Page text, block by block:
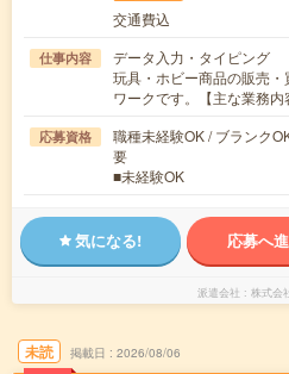
交通費込
仕事内容
データ入力・タイピング
玩具・ホビー商品の販売
ワークです。【主な業務
応募資格
職種未経験OK / ブランク
要
■未経験OK
気になる! 応募へ
派遣会社 株式会
未読 掲載日 2026/08/06